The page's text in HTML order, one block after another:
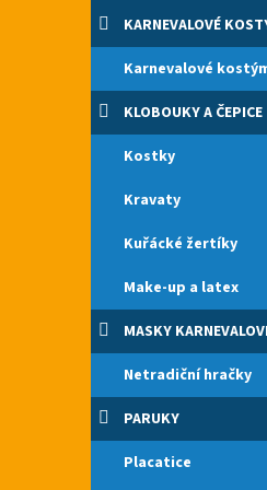
KARNEVALOVÉ
Karnevalové
KLOBOUKY A ČEPICE
Kostky
Kravaty
Kuřácké žertíky
Make-up a latex
MASKY
Netradiční hračky
PARUKY
Placatice